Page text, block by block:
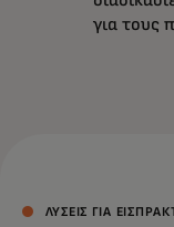
για τους
ΛΎΣΕΙΣ ΓΙΑ